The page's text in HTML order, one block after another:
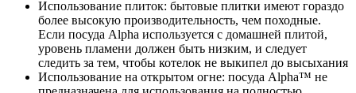
Использование плиток: бытовые плитки имеют гораздо
более высокую производительность, чем походные.
Если посуда Alpha используется с домашней плитой,
уровень пламени должен быть низким, и следует
следить за тем, чтобы котелок не выкипел до высыхания
Использование на открытом огне: посуда Alpha™ не